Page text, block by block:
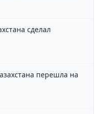
сделал
перешла на